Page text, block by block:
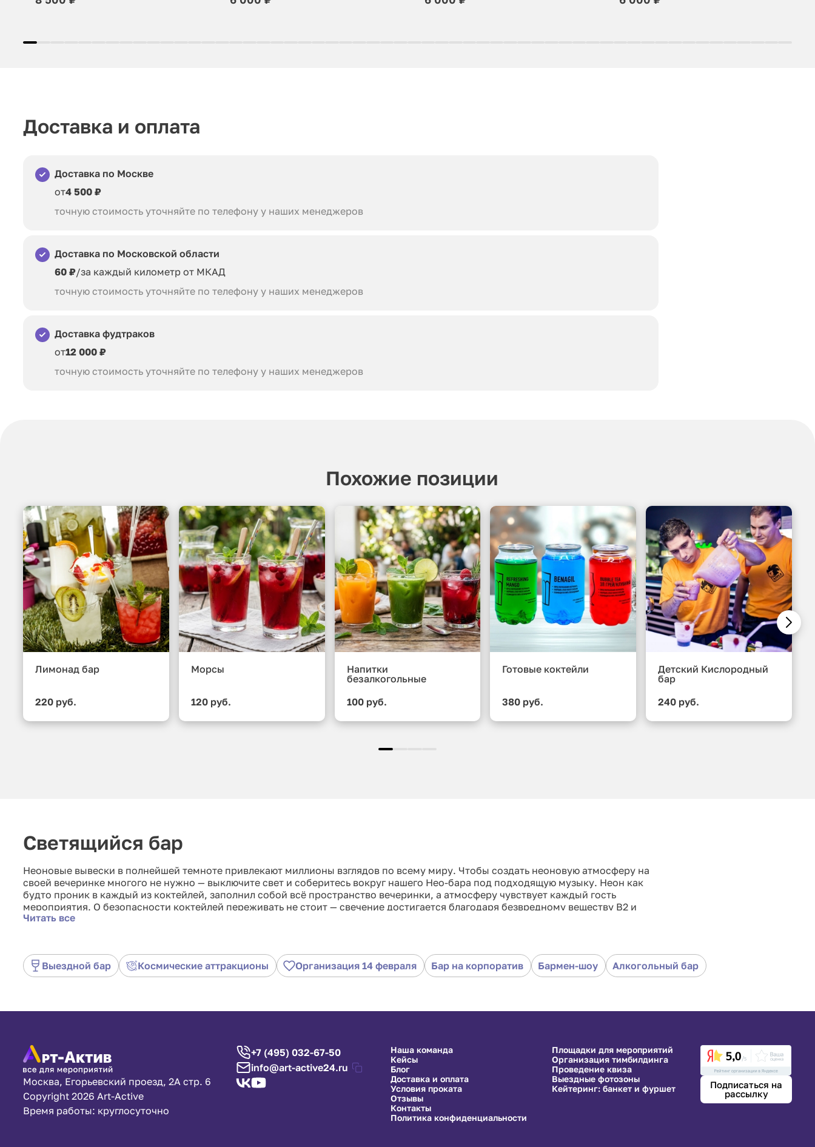
Доставка и оплата
Доставка по Москве
от4 500 ₽
точную стоимость уточняйте по телефону у наших менеджеров
Доставка по Московской области
60 ₽/за каждый километр от МКАД
точную стоимость уточняйте по телефону у наших менеджеров
Доставка фудтраков
от12 000 ₽
точную стоимость уточняйте по телефону у наших менеджеров
Похожие позиции
Лимонад бар
220 руб.
Морсы
120 руб.
Напитки
безалкогольные
100 руб.
Готовые коктейли
380 руб.
Детский Кислородный
бар
240 руб.
Светящийся бар
Неоновые вывески в полнейшей темноте привлекают миллионы взглядов по всему миру. Чтобы создать неоновую атмосферу на
своей вечеринке многого не нужно — выключите свет и соберитесь вокруг нашего Нео-бара под подходящую музыку. Неон как
будто проник в каждый из коктейлей, заполнил собой всё пространство вечеринки, а атмосферу чувствует каждый гость
мероприятия. О безопасности коктейлей переживать не стоит — свечение достигается благодаря безвредному веществу В2 и
хинину, который содержится в большинстве коктейлей.
Читать все
Выездной бар Космические аттракционы Организация 14 февраля Бар на корпоратив Бармен-шоу Алкогольный бар
Москва, Егорьевский проезд, 2А стр. 6
Copyright 2026 Art-Active
Время работы: круглосуточно
+7 (495) 032-67-50
info@art-active24.ru
Наша команда
Кейсы
Блог
Доставка и оплата
Условия проката
Отзывы
Контакты
Политика конфиденциальности
Площадки для мероприятий
Организация тимбилдинга
Проведение квиза
Выездные фотозоны
Кейтеринг: банкет и фуршет
Подписаться на
рассылку